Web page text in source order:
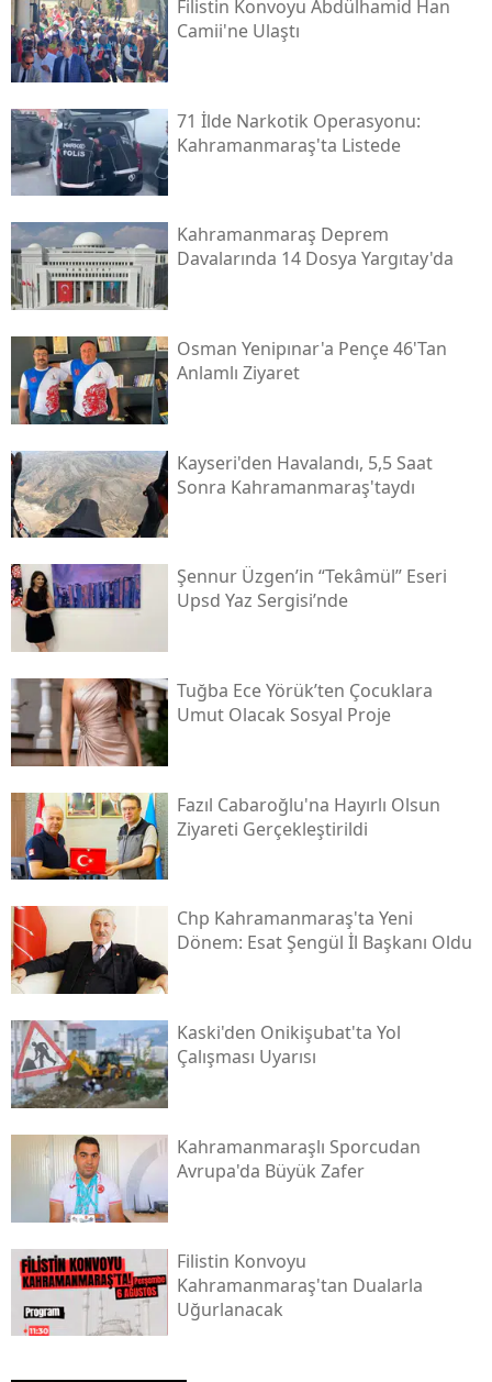
Filistin Konvoyu Abdülhamid Han
Camii'ne Ulaştı
71 İlde Narkotik Operasyonu:
Kahramanmaraş'ta Listede
Kahramanmaraş Deprem
Davalarında 14 Dosya Yargıtay'da
Osman Yenipınar'a Pençe 46'tan
Anlamlı Ziyaret
Kayseri'den Havalandı, 5,5 Saat
Sonra Kahramanmaraş'taydı
Şennur Üzgen’in “tekâmül” Eseri
Upsd Yaz Sergisi’nde
Tuğba Ece Yörük’ten Çocuklara
Umut Olacak Sosyal Proje
Fazıl Cabaroğlu'na Hayırlı Olsun
Ziyareti Gerçekleştirildi
Chp Kahramanmaraş'ta Yeni
Dönem: Esat Şengül İl Başkanı Oldu
Kaski̇'den Onikişubat'ta Yol
Çalışması Uyarısı
Kahramanmaraşlı Sporcudan
Avrupa'da Büyük Zafer
Filistin Konvoyu
Kahramanmaraş'tan Dualarla
Uğurlanacak